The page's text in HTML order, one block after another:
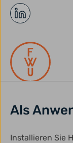
Als
Installieren Sie
gefördert durch: